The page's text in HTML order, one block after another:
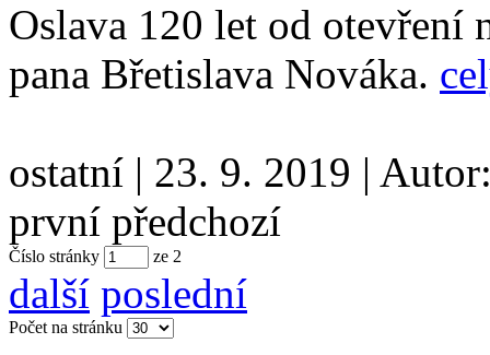
Oslava 120 let od
pana Břetislava Nováka.
ostatní | 23. 9. 2019 |
první předchozí
Číslo stránky ze 2
další poslední
Počet na stránku